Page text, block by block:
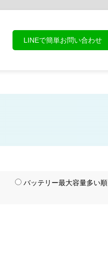
LINEで簡単お問い合わせ
バッテリー最大容量多い順